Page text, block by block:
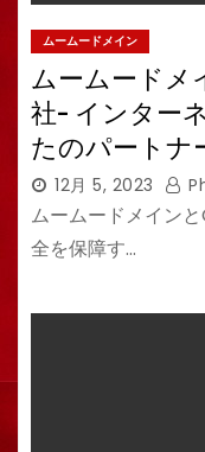
ムームードメイン
ムームードメ
社- インター
たのパートナ
12月 5, 2023
ムームードメイン
全を保障す…